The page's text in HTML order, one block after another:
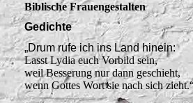
Biblische Frauengestalten
Gedichte
„Drum rufe ich ins Land hinein:
Lasst Lydia euch Vorbild sein,
weil Besserung nur dann geschieht,
wenn Gottes Wort sie nach sich